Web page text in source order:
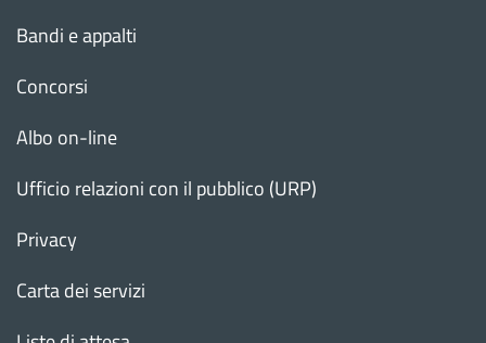
Bandi e appalti
Concorsi
Albo on-line
Ufficio relazioni con il pubblico (URP)
Privacy
Carta dei servizi